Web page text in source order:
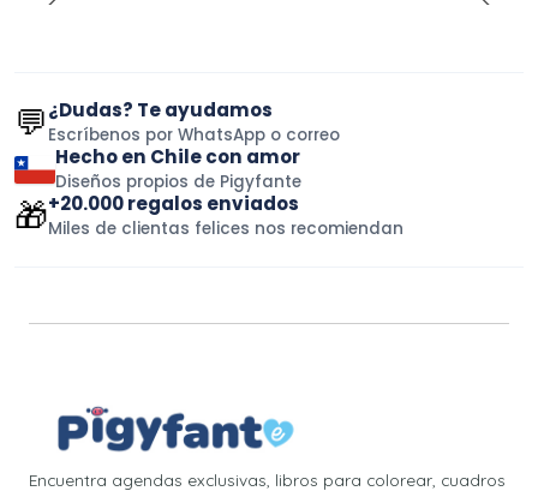
💬¿Dudas? Te ayudamos
Escríbenos por WhatsApp o correo
Hecho en Chile con amor
Diseños propios de Pigyfante
🎁+20.000 regalos enviados
Miles de clientas felices nos recomiendan
Encuentra agendas exclusivas, libros para colorear, cuadros